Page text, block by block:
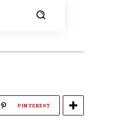
PINTEREST